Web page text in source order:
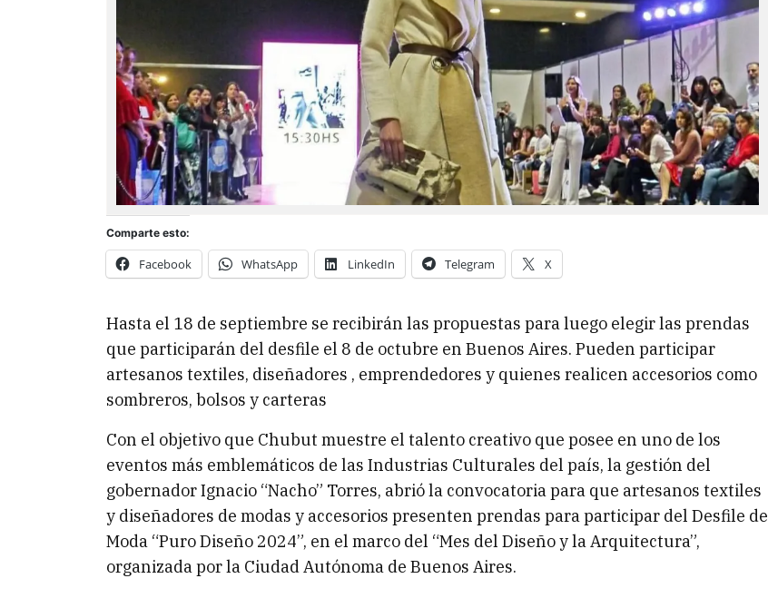
Comparte esto:
Facebook WhatsApp LinkedIn Telegram X
Hasta el 18 de septiembre se recibirán las propuestas para luego elegir las prendas
que participarán del desfile el 8 de octubre en Buenos Aires. Pueden participar
artesanos textiles, diseñadores , emprendedores y quienes realicen accesorios como
sombreros, bolsos y carteras
Con el objetivo que Chubut muestre el talento creativo que posee en uno de los
eventos más emblemáticos de las Industrias Culturales del país, la gestión del
gobernador Ignacio “Nacho” Torres, abrió la convocatoria para que artesanos textiles
y diseñadores de modas y accesorios presenten prendas para participar del Desfile de
Moda “Puro Diseño 2024”, en el marco del “Mes del Diseño y la Arquitectura”,
organizada por la Ciudad Autónoma de Buenos Aires.